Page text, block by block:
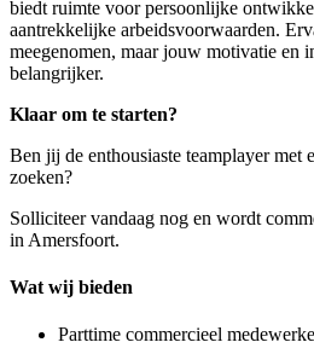
biedt ruimte voor persoonlijke
aantrekkelijke arbeidsvoorwaarden.
meegenomen, maar jouw motivatie en
belangrijker.
Klaar om te starten?
Ben jij de enthousiaste teamplayer met
zoeken?
Solliciteer vandaag nog en wordt
in Amersfoort.
Wat wij bieden
Parttime commercieel